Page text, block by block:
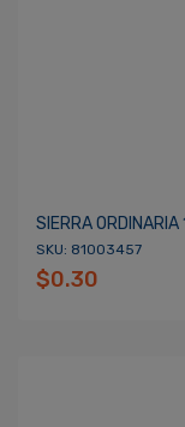
SIERRA
SKU: 81003457
$0.30